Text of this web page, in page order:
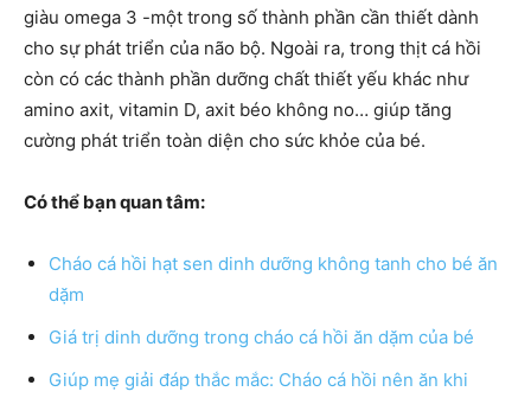
giàu omega 3 -một trong số thành phần cần thiết dành
cho sự phát triển của não bộ. Ngoài ra, trong thịt cá hồi
còn có các thành phần dưỡng chất thiết yếu khác như
amino axit, vitamin D, axit béo không no… giúp tăng
cường phát triển toàn diện cho sức khỏe của bé.
Có thể bạn quan tâm:
Cháo cá hồi hạt sen dinh dưỡng không tanh cho bé ăn
dặm
Giá trị dinh dưỡng trong cháo cá hồi ăn dặm của bé
Giúp mẹ giải đáp thắc mắc: Cháo cá hồi nên ăn khi